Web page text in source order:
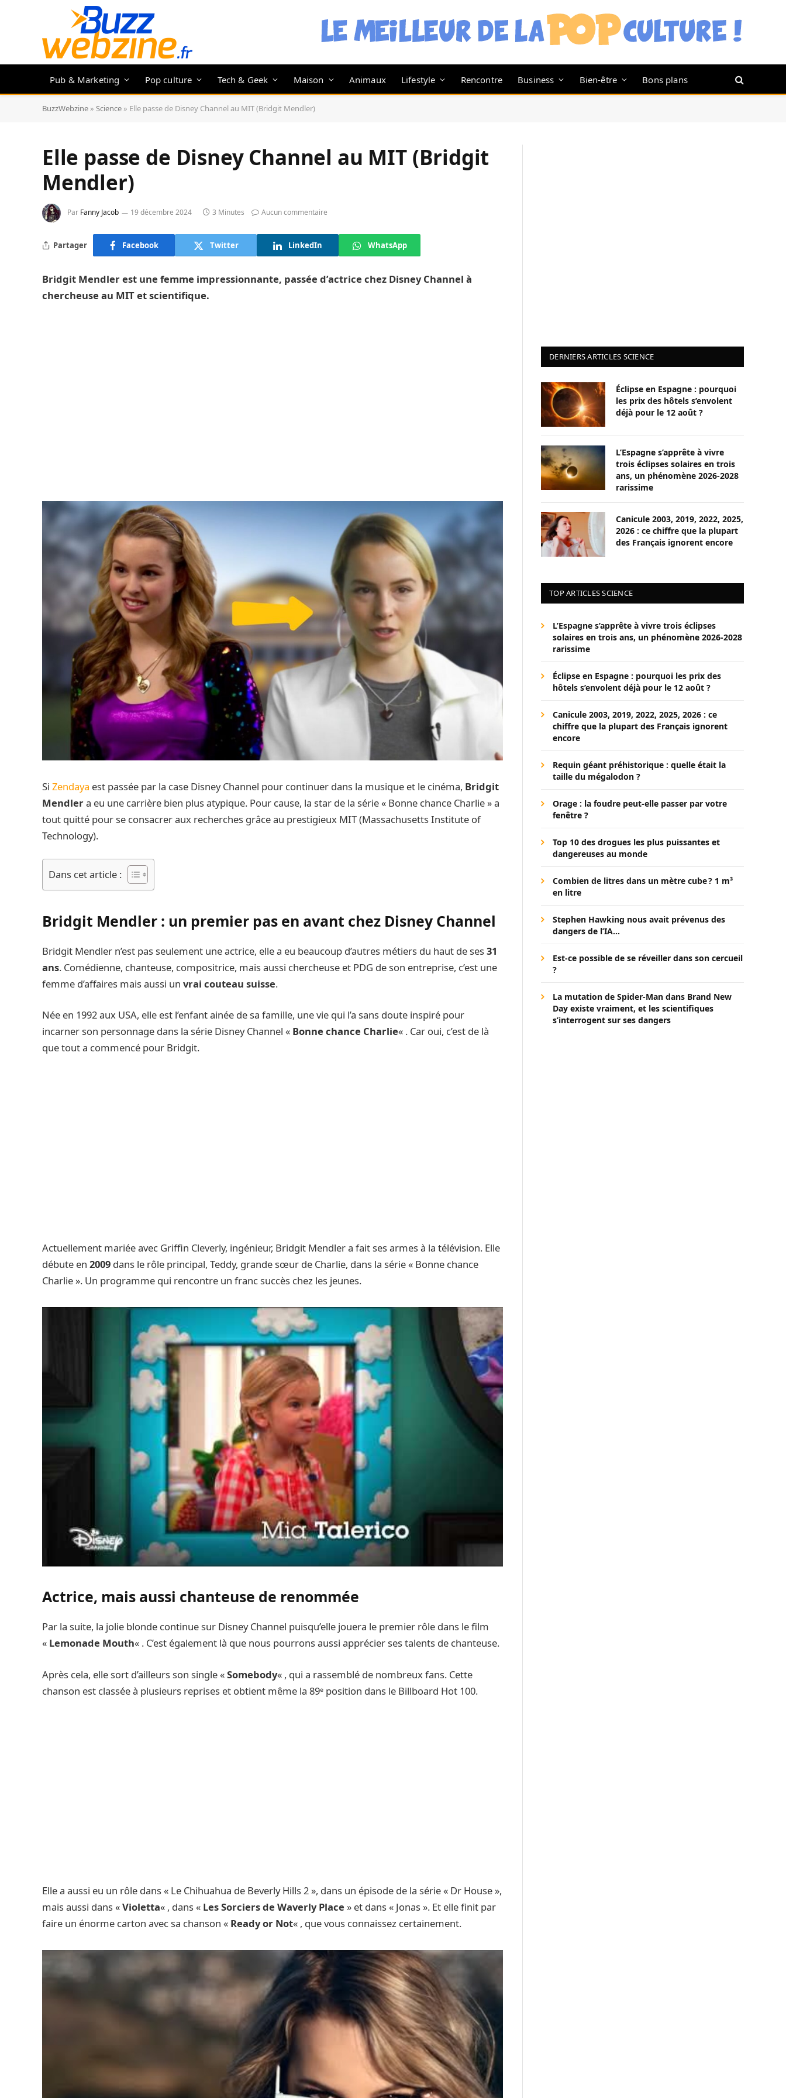
Pub & Marketing Pop culture Tech & Geek Maison Animaux Lifestyle Rencontre Business Bien-être Bons plans
BuzzWebzine » Science » Elle passe de Disney Channel au MIT (Bridgit Mendler)
Elle passe de Disney Channel au MIT (Bridgit
Mendler)
Par Fanny Jacob 19 décembre 2024 3 Minutes Aucun commentaire
Partager Facebook Twitter LinkedIn WhatsApp
Bridgit Mendler est une femme impressionnante, passée d’actrice chez Disney Channel à
chercheuse au MIT et scientifique.
Si Zendaya est passée par la case Disney Channel pour continuer dans la musique et le cinéma, Bridgit
Mendlera eu une carrière bien plus atypique. Pour cause, la star de la série « Bonne chance Charlie » a
tout quitté pour se consacrer aux recherches grâce au prestigieux MIT (Massachusetts Institute of
Technology).
Dans cet article :
Bridgit Mendler : un premier pas en avant chez Disney Channel
Bridgit Mendler n’est pas seulement une actrice, elle a eu beaucoup d’autres métiers du haut de ses31
ans. Comédienne, chanteuse, compositrice, mais aussi chercheuse et PDG de son entreprise, c’est une
femme d’affaires mais aussi un vrai couteau suisse.
Née en 1992 aux USA, elle est l’enfant ainée de sa famille, une vie qui l’a sans doute inspiré pour
incarner son personnage dans la série Disney Channel « Bonne chance Charlie« . Car oui, c’est de là
que tout a commencé pour Bridgit.
Actuellement mariée avec Griffin Cleverly, ingénieur, Bridgit Mendler a fait ses armes à la télévision. Elle
débute en 2009 dans le rôle principal, Teddy, grande sœur de Charlie, dans la série « Bonne chance
Charlie ». Un programme qui rencontre un franc succès chez les jeunes.
Actrice, mais aussi chanteuse de renommée
Par la suite, la jolie blonde continue sur Disney Channel puisqu’elle jouera le premier rôle dans le film
« Lemonade Mouth« . C’est également là que nous pourrons aussi apprécier ses talents de chanteuse.
Après cela, elle sort d’ailleurs son single «Somebody« , qui a rassemblé de nombreux fans. Cette
chanson est classée à plusieurs reprises et obtient même la 89ᵉ position dans le Billboard Hot 100.
Elle a aussi eu un rôle dans « Le Chihuahua de Beverly Hills 2 », dans un épisode de la série « Dr House »,
mais aussi dans «Violetta« , dans « Les Sorciers de Waverly Place » et dans « Jonas ». Et elle finit par
faire un énorme carton avec sa chanson « Ready or Not« , que vous connaissez certainement.
DERNIERS ARTICLES SCIENCE
Éclipse en Espagne : pourquoi
les prix des hôtels s’envolent
déjà pour le 12 août ?
L’Espagne s’apprête à vivre
trois éclipses solaires en trois
ans, un phénomène 2026-2028
rarissime
Canicule 2003, 2019, 2022, 2025,
2026 : ce chiffre que la plupart
des Français ignorent encore
TOP ARTICLES SCIENCE
L’Espagne s’apprête à vivre trois éclipses
solaires en trois ans, un phénomène 2026-2028
rarissime
Éclipse en Espagne : pourquoi les prix des
hôtels s’envolent déjà pour le 12 août ?
Canicule 2003, 2019, 2022, 2025, 2026 : ce
chiffre que la plupart des Français ignorent
encore
Requin géant préhistorique : quelle était la
taille du mégalodon ?
Orage : la foudre peut-elle passer par votre
fenêtre ?
Top 10 des drogues les plus puissantes et
dangereuses au monde
Combien de litres dans un mètre cube ? 1 m³
en litre
Stephen Hawking nous avait prévenus des
dangers de l’IA…
Est-ce possible de se réveiller dans son cercueil
?
La mutation de Spider-Man dans Brand New
Day existe vraiment, et les scientifiques
s’interrogent sur ses dangers